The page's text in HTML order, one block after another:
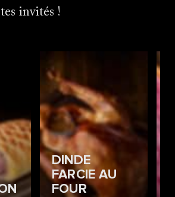
invités !
DINDE
FARCIE AU
FOUR